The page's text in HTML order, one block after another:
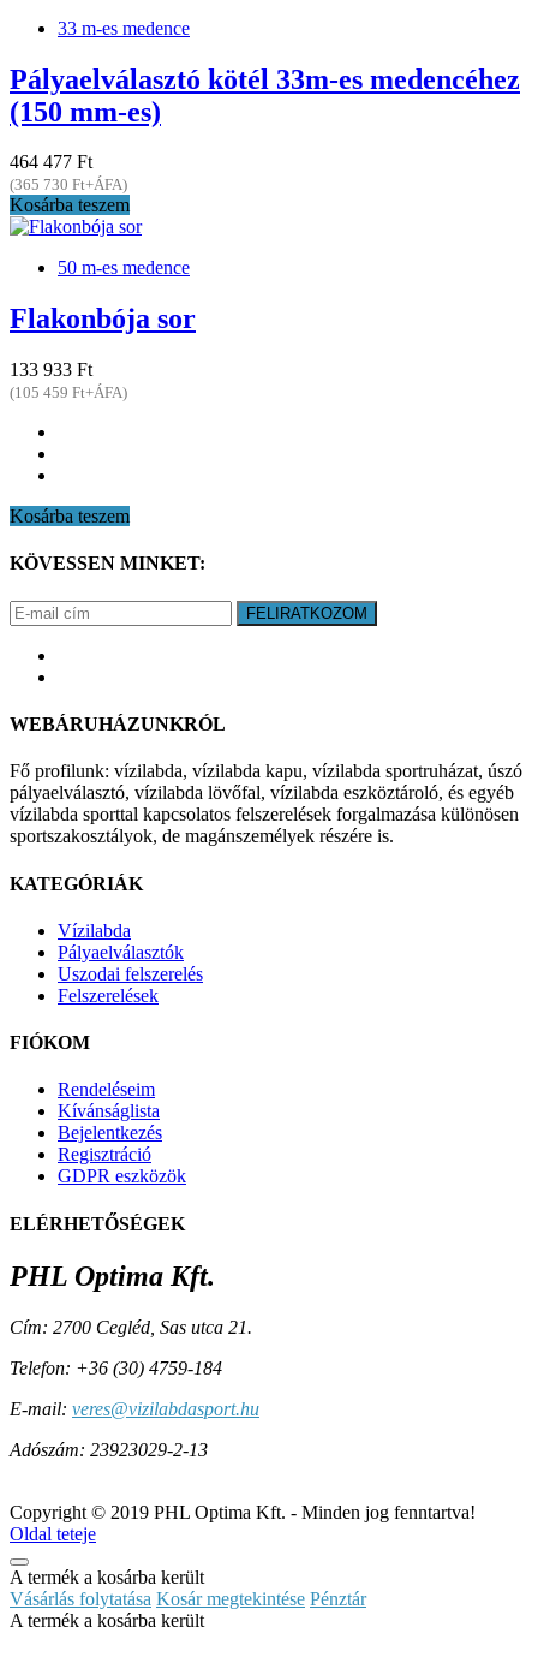
33 m-es medence
Pályaelválasztó kötél 33m-es medencéhez
(150 mm-es)
464 477 Ft
(365 730 Ft+ÁFA)
Kosárba teszem
50 m-es medence
Flakonbója sor
133 933 Ft
(105 459 Ft+ÁFA)
Kosárba teszem
KÖVESSEN MINKET:
FELIRATKOZOM
WEBÁRUHÁZUNKRÓL
Fő profilunk: vízilabda, vízilabda kapu, vízilabda sportruházat, úszó
pályaelválasztó, vízilabda lövőfal, vízilabda eszköztároló, és egyéb
vízilabda sporttal kapcsolatos felszerelések forgalmazása különösen
sportszakosztályok, de magánszemélyek részére is.
KATEGÓRIÁK
Vízilabda
Pályaelválasztók
Uszodai felszerelés
Felszerelések
FIÓKOM
Rendeléseim
Kívánságlista
Bejelentkezés
Regisztráció
GDPR eszközök
ELÉRHETŐSÉGEK
PHL Optima Kft.
Cím: 2700 Cegléd, Sas utca 21.
Telefon: +36 (30) ­4759-184
E-mail: veres@vizilabdasport.hu
Adószám: 23923029-2-13
Copyright © 2019 PHL Optima Kft. - Minden jog fenntartva!
Oldal teteje
A termék a kosárba került
Vásárlás folytatása Kosár megtekintése Pénztár
A termék a kosárba került